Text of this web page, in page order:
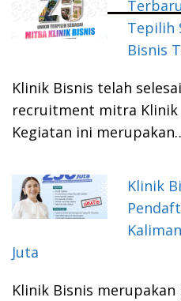
Tepilih
Bisnis
Klinik Bisnis telah
recruitment mitra Klinik
Kegiatan ini
Klinik
Juta
Klinik Bisnis